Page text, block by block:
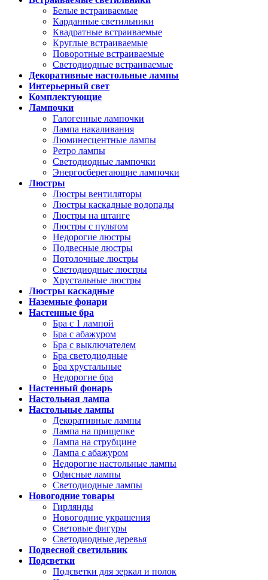
Белые встраиваемые
Карданные светильники
Квадратные встраиваемые
Круглые встраиваемые
Поворотные встраиваемые
Светодиодные встраиваемые
Декоративные настольные лампы
Интерьерный свет
Комплектующие
Лампочки
Галогенные лампочки
Лампа накаливания
Люминесцентные лампы
Ретро лампы
Светодиодные лампочки
Энергосберегающие лампочки
Люстры
Люстры вентиляторы
Люстры каскадные водопады
Люстры на штанге
Люстры с пультом
Недорогие люстры
Подвесные люстры
Потолочные люстры
Светодиодные люстры
Хрустальные люстры
Люстры каскадные
Наземные фонари
Настенные бра
Бра с 1 лампой
Бра с абажуром
Бра с выключателем
Бра светодиодные
Бра хрустальные
Недорогие бра
Настенный фонарь
Настольная лампа
Настольные лампы
Декоративные лампы
Лампа на прищепке
Лампа на струбцине
Лампа с абажуром
Недорогие настольные лампы
Офисные лампы
Светодиодные лампы
Новогодние товары
Гирлянды
Новогодние украшения
Световые фигуры
Светодиодные деревья
Подвесной светильник
Подсветки
Подсветки для зеркал и полок